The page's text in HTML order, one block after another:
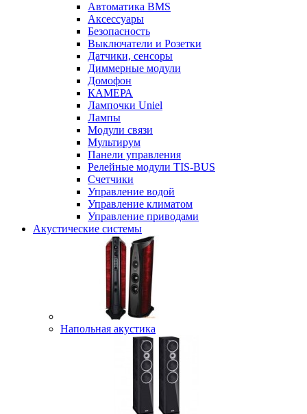
Автоматика BMS
Аксессуары
Безопасность
Выключатели и Розетки
Датчики, сенсоры
Диммерные модули
Домофон
КАМЕРА
Лампочки Uniel
Лампы
Модули связи
Мультирум
Панели управления
Релейные модули TIS-BUS
Счетчики
Управление водой
Управление климатом
Управление приводами
Акустические системы
Напольная акустика